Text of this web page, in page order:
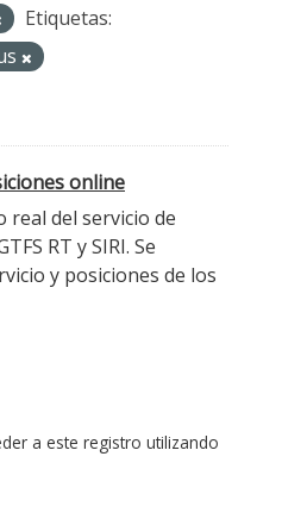
Etiquetas:
online
del servicio de
RT y SIRI. Se
y posiciones de los
a este registro utilizando